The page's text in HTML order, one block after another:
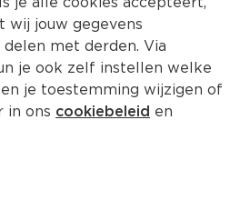
wij jouw gegevens
met derden. Via
je ook zelf instellen welke
je toestemming wijzigen of
in ons cookiebeleid en